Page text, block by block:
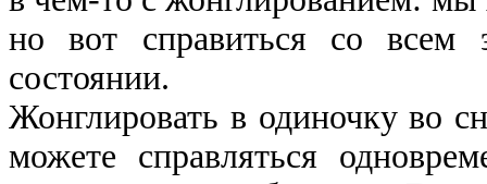
но вот справиться со
состоянии.
Жонглировать в одиночку во
можете справляться